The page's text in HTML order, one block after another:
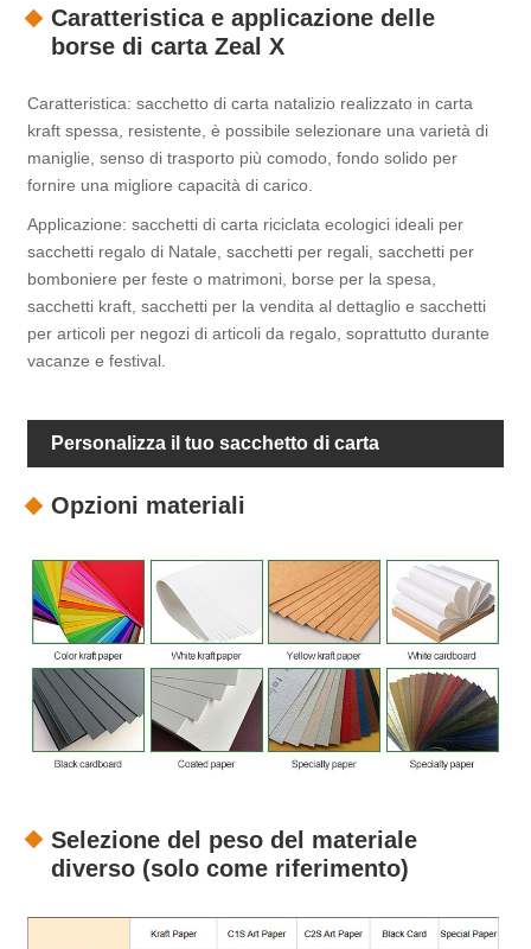
Caratteristica e applicazione delle
borse di carta Zeal X
Caratteristica: sacchetto di carta natalizio realizzato in carta
kraft spessa, resistente, è possibile selezionare una varietà di
maniglie, senso di trasporto più comodo, fondo solido per
fornire una migliore capacità di carico.
Applicazione: sacchetti di carta riciclata ecologici ideali per
sacchetti regalo di Natale, sacchetti per regali, sacchetti per
bomboniere per feste o matrimoni, borse per la spesa,
sacchetti kraft, sacchetti per la vendita al dettaglio e sacchetti
per articoli per negozi di articoli da regalo, soprattutto durante
vacanze e festival.
Personalizza il tuo sacchetto di carta
Opzioni materiali
Selezione del peso del materiale
diverso (solo come riferimento)